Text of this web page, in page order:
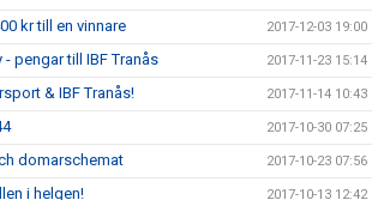
kr till en vinnare 2017-12-03 19:00
pengar till IBF Tranås 2017-11-23 15:14
& IBF Tranås! 2017-11-14 10:43
2017-10-30 07:25
domarschemat 2017-10-23 07:56
i helgen! 2017-10-13 12:42